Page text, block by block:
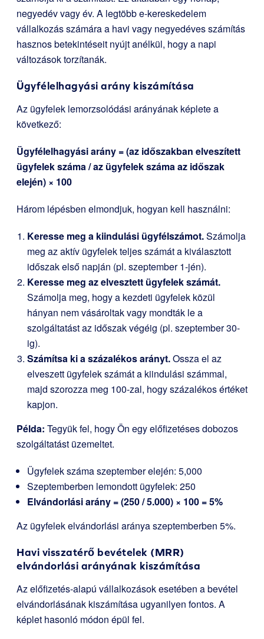
negyedév vagy év. A legtöbb e-kereskedelem
vállalkozás számára a havi vagy negyedéves számítás
hasznos betekintéseit nyújt anélkül, hogy a napi
változások torzítanák.
Ügyfélelhagyási arány kiszámítása
Az ügyfelek lemorzsolódási arányának képlete a
következő:
Ügyfélelhagyási arány = (az időszakban elveszített
ügyfelek száma / az ügyfelek száma az időszak
elején) × 100
Három lépésben elmondjuk, hogyan kell használni:
Keresse meg a kiindulási ügyfélszámot.Számolja
meg az aktív ügyfelek teljes számát a kiválasztott
időszak első napján (pl. szeptember 1-jén).
Keresse meg az elvesztett ügyfelek számát.
Számolja meg, hogy a kezdeti ügyfelek közül
hányan nem vásároltak vagy mondták le a
szolgáltatást az időszak végéig (pl. szeptember 30-
ig).
Számítsa ki a százalékos arányt.Ossza el az
elveszett ügyfelek számát a kiindulási számmal,
majd szorozza meg 100-zal, hogy százalékos értéket
kapjon.
Példa: Tegyük fel, hogy Ön egy előfizetéses dobozos
szolgáltatást üzemeltet.
Ügyfelek száma szeptember elején: 5,000
Szeptemberben lemondott ügyfelek: 250
Elvándorlási arány = (250 / 5.000) × 100 = 5%
Az ügyfelek elvándorlási aránya szeptemberben 5%.
Havi visszatérő bevételek (MRR)
elvándorlási arányának kiszámítása
Az előfizetés-alapú vállalkozások esetében a bevétel
elvándorlásának kiszámítása ugyanilyen fontos. A
képlet hasonló módon épül fel.